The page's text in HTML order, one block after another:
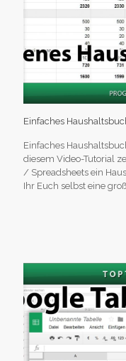
Einfaches
Einfaches
diesem Video-Tutorial
/ Spreadsheets ein
Ihr Euch selbst eine